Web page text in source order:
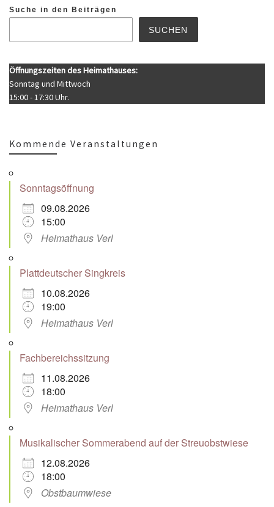
Suche in den Beiträgen
SUCHEN
Öffnungszeiten des Heimathauses:
Sonntag und Mittwoch
15:00 - 17:30 Uhr.
Kommende Veranstaltungen
Sonntagsöffnung
09.08.2026
15:00
Heimathaus Verl
Plattdeutscher Singkreis
10.08.2026
19:00
Heimathaus Verl
Fachbereichssitzung
11.08.2026
18:00
Heimathaus Verl
Musikalischer Sommerabend auf der Streuobstwiese
12.08.2026
18:00
Obstbaumwiese